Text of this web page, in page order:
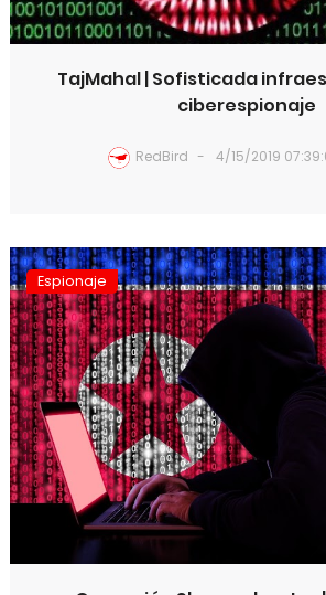
TajMahal | Sofisticada infraestructura de
ciberespionaje
RedBird 4/15/2019
Espionaje